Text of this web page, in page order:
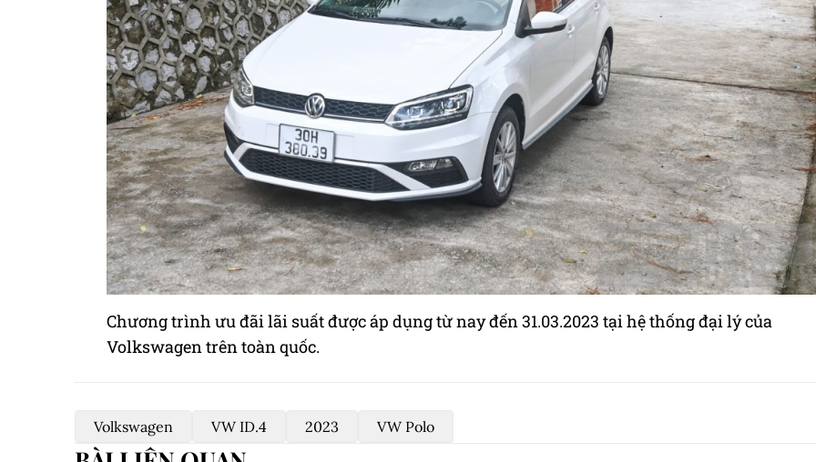
Chương trình ưu đãi lãi suất được áp dụng từ nay đến 31.03.2023 tại hệ thống đại lý của
Volkswagen trên toàn quốc.
Volkswagen VW ID.4 2023 VW Polo